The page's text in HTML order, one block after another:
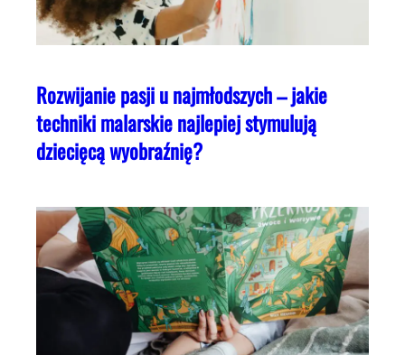
Rozwijanie pasji u najmłodszych – jakie
techniki malarskie najlepiej stymulują
dziecięcą wyobraźnię?